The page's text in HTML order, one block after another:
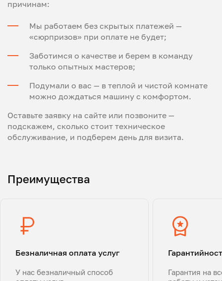
причинам:
Мы работаем без скрытых платежей —
«сюрпризов» при оплате не будет;
Заботимся о качестве и берем в команду
только опытных мастеров;
Подумали о вас — в теплой и чистой комнате
можно дождаться машину с комфортом.
Оставьте заявку на сайте или позвоните —
подскажем, сколько стоит техническое
обслуживание, и подберем день для визита.
Преимущества
Безналичная оплата услуг
У нас безналичный способ
Гарантия на